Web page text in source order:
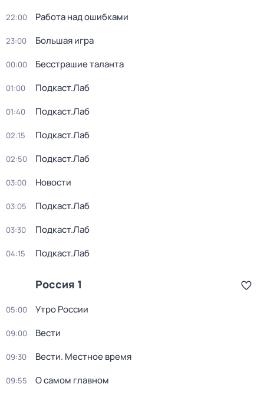
22:00 Работа над ошибками
23:00 Большая игра
00:00 Бесстрашие таланта
01:00 Подкаст.Лаб
01:40 Подкаст.Лаб
02:15 Подкаст.Лаб
02:50 Подкаст.Лаб
03:00 Новости
03:05 Подкаст.Лаб
03:30 Подкаст.Лаб
04:15 Подкаст.Лаб
Россия 1
05:00 Утро России
09:00 Вести
09:30 Вести. Местное время
09:55 О самом главном